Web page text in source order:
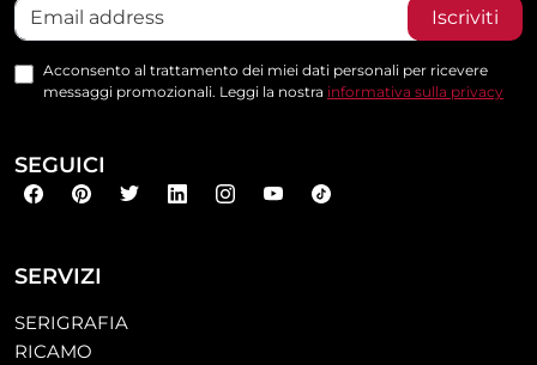
SERVIZI
SERIGRAFIA
RICAMO
Iscriviti
Acconsento al trattamento dei miei dati personali per ricevere
messaggi promozionali. Leggi la nostra informativa sulla privacy
SEGUICI